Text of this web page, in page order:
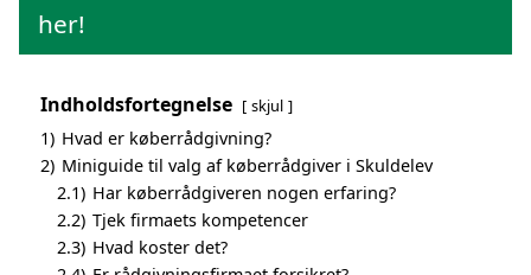
her!
Indholdsfortegnelse skjul
1) Hvad er køberrådgivning?
2) Miniguide til valg af køberrådgiver i Skuldelev
2.1) Har køberrådgiveren nogen erfaring?
2.2) Tjek firmaets kompetencer
2.3) Hvad koster det?